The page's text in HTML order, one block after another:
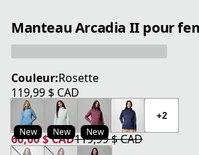
Manteau Arcadia II pour
Couleur:Rosette
119,99 $ CAD
prix actuel 119,99 $ CAD
New New New
+2
60,00 $ CAD
prix actuel 60,00 $ CAD
119,99 $ CAD
prix original 119,99 $ CAD